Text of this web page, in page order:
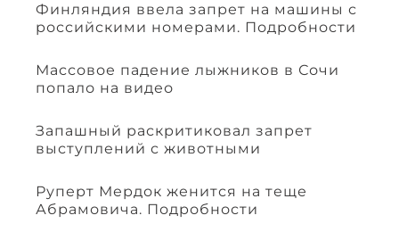
Финляндия ввела запрет на машины с
российскими номерами. Подробности
Массовое падение лыжников в Сочи
попало на видео
Запашный раскритиковал запрет
выступлений с животными
Руперт Мердок женится на теще
Абрамовича. Подробности